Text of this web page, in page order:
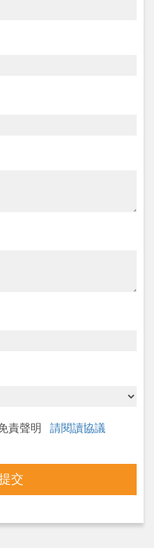
責聲明 請閱讀協議